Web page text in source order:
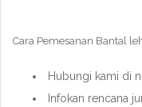
Cara Pemesanan Bantal
Hubungi kami di
Infokan rencana